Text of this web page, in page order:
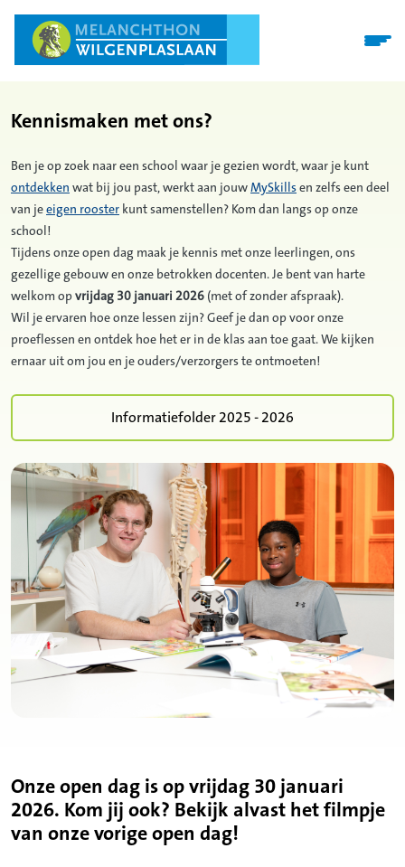
Kennismaken met ons?
Ben je op zoek naar een school waar je gezien wordt, waar je kunt
ontdekken wat bij jou past, werkt aan jouwMySkillsen zelfs een deel
van jeeigen rooster kunt samenstellen? Kom dan langs op onze
school!
Tijdens onze open dag maak je kennis met onze leerlingen, ons
gezellige gebouw en onze betrokken docenten. Je bent van harte
welkom opvrijdag 30 januari 2026 (met of zonder afspraak).
Wil je ervaren hoe onze lessen zijn? Geef je dan op voor onze
proeflessen en ontdek hoe het er in de klas aan toe gaat. We kijken
ernaar uit om jou en je ouders/verzorgers te ontmoeten!
Informatiefolder 2025 - 2026
Onze open dag is op vrijdag 30 januari
2026. Kom jij ook? Bekijk alvast het filmpje
van onze vorige open dag!